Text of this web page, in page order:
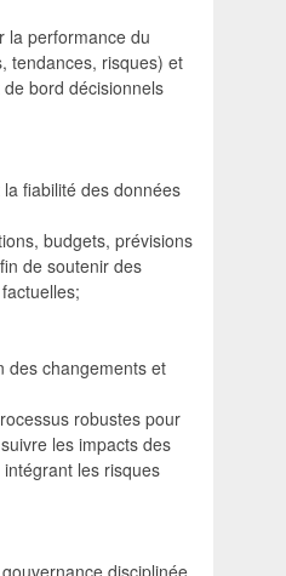
la performance du
tendances, risques) et
bord décisionnels
fiabilité des données
budgets, prévisions
de soutenir des
des changements et
robustes pour
les impacts des
les risques